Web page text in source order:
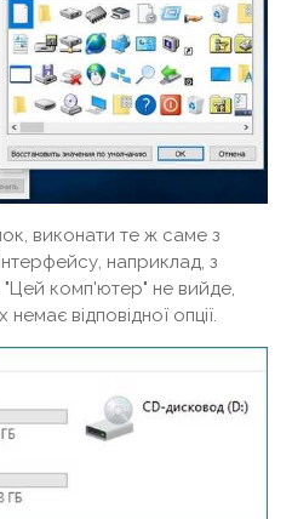
виконати те ж саме з
наприклад, з
"Цей комп'ютер" не вийде,
відповідної опції.